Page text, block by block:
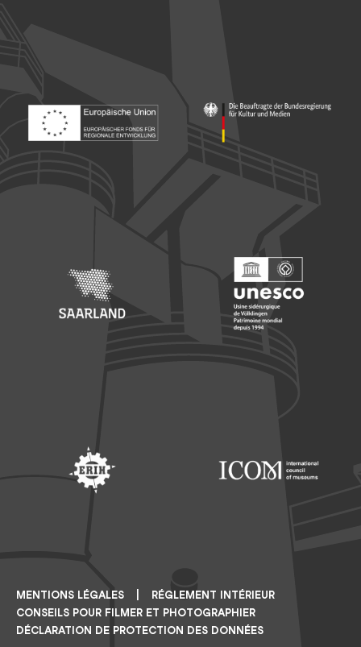
MENTIONS LÉGALES
RÉGLEMENT INTÉRIEUR
CONSEILS POUR FILMER ET PHOTOGRAPHIER
DÉCLARATION DE PROTECTION DES DONNÉES